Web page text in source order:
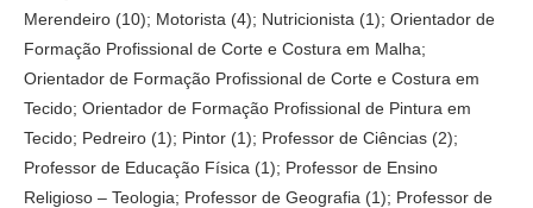
Merendeiro (10); Motorista (4); Nutricionista (1); Orientador de
Formação Profissional de Corte e Costura em Malha;
Orientador de Formação Profissional de Corte e Costura em
Tecido; Orientador de Formação Profissional de Pintura em
Tecido; Pedreiro (1); Pintor (1); Professor de Ciências (2);
Professor de Educação Física (1); Professor de Ensino
Religioso – Teologia; Professor de Geografia (1); Professor de